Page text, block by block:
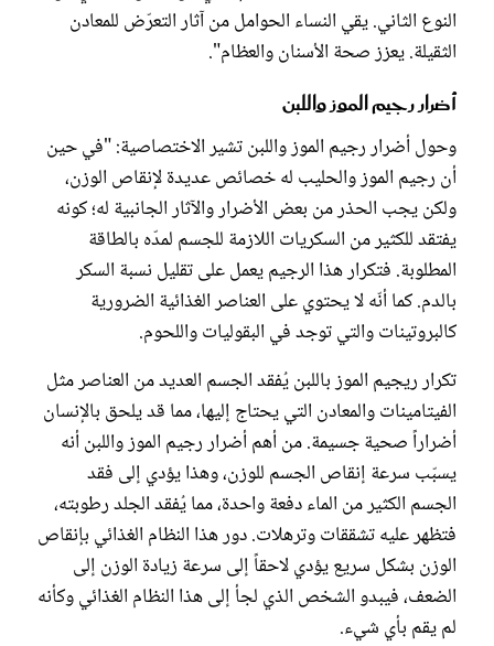
النوع الثاني. يقي النساء الحوامل من آثار التعرّض للمعادن
الثقيلة. يعزز صحة الأسنان والعظام".
أضرار رجيم الموز واللبن
وحول أضرار رجيم الموز واللبن تشير الاختصاصية: "في حين
أن رجيم الموز والحليب له خصائص عديدة لإنقاص الوزن،
ولكن يجب الحذر من بعض الأضرار والآثار الجانبية له؛ كونه
يفتقد للكثير من السكريات اللازمة للجسم لمدّه بالطاقة
المطلوبة. فتكرار هذا الرجيم يعمل على تقليل نسبة السكر
بالدم. كما أنّه لا يحتوي على العناصر الغذائية الضرورية
كالبروتينات والتي توجد في البقوليات واللحوم.
تكرار ريجيم الموز باللبن يُفقد الجسم العديد من العناصر مثل
الفيتامينات والمعادن التي يحتاج إليها، مما قد يلحق بالإنسان
أضراراً صحية جسيمة. من أهم أضرار رجيم الموز واللبن أنه
يسبّب سرعة إنقاص الجسم للوزن، وهذا يؤدي إلى فقد
الجسم الكثير من الماء دفعة واحدة، مما يُفقد الجلد رطوبته،
فتظهر عليه تشققات وترهلات. دور هذا النظام الغذائي بإنقاص
الوزن بشكل سريع يؤدي لاحقاً إلى سرعة زيادة الوزن إلى
الضعف، فيبدو الشخص الذي لجأ إلى هذا النظام الغذائي وكأنه
لم يقم بأي شيء.